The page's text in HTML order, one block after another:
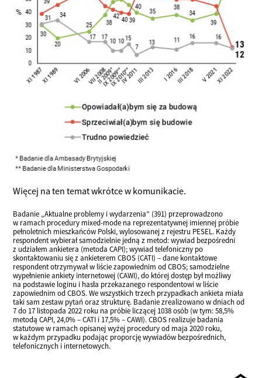
Więcej na ten temat wkrótce w komunikacie.
Badanie „Aktualne problemy i wydarzenia” (391) przeprowadzono
w ramach procedury mixed-mode na reprezentatywnej imiennej próbie
pełnoletnich mieszkańców Polski, wylosowanej z rejestru PESEL. Każdy
respondent wybierał samodzielnie jedną z metod: wywiad bezpośredni
z udziałem ankietera (metoda CAPI); wywiad telefoniczny po
skontaktowaniu się z ankieterem CBOS (CATI) – dane kontaktowe
respondent otrzymywał w liście zapowiednim od CBOS; samodzielne
wypełnienie ankiety internetowej (CAWI), do której dostęp był możliwy
na podstawie loginu i hasła przekazanego respondentowi w liście
zapowiednim od CBOS. We wszystkich trzech przypadkach ankieta miała
taki sam zestaw pytań oraz strukturę. Badanie zrealizowano w dniach od
7 do 17 listopada 2022 roku na próbie liczącej 1038 osób (w tym: 58,5%
metodą CAPI, 24,0% – CATI i 17,5% – CAWI). CBOS realizuje badania
statutowe w ramach opisanej wyżej procedury od maja 2020 roku,
w każdym przypadku podając proporcję wywiadów bezpośrednich,
telefonicznych i internetowych.